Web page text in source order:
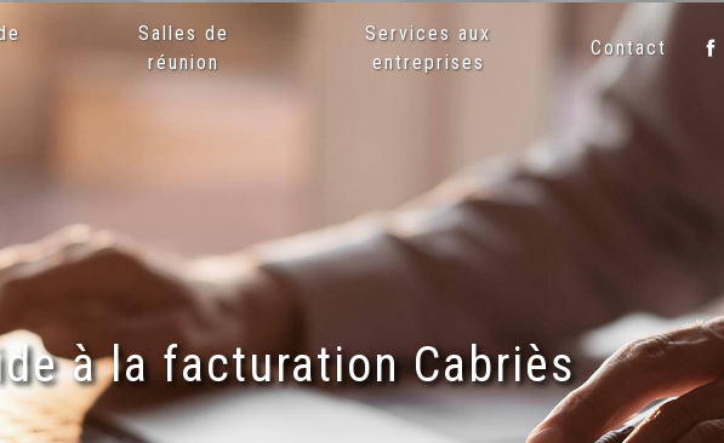
Salles de
réunion
Services aux
entreprises
Contact
à la facturation Cabriès